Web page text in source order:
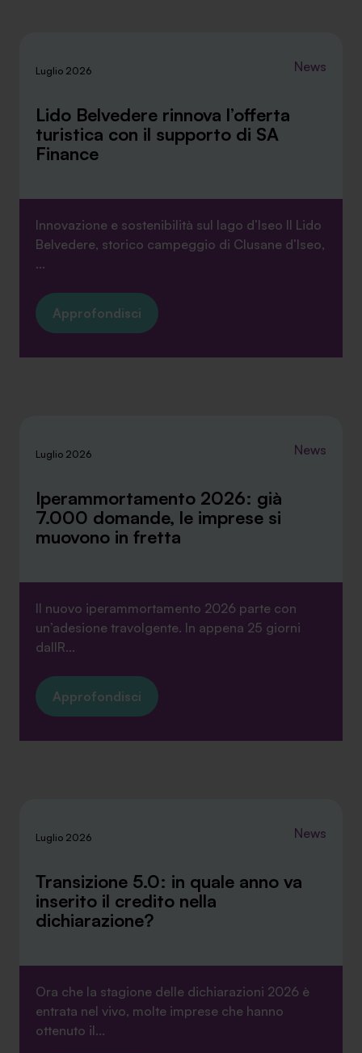
Luglio 2026 News
Lido Belvedere rinnova l’offerta
turistica con il supporto di SA
Finance
Innovazione e sostenibilità sul lago d’Iseo Il Lido
Belvedere, storico campeggio di Clusane d’Iseo,
...
Approfondisci
Luglio 2026 News
Iperammortamento 2026: già
7.000 domande, le imprese si
muovono in fretta
Il nuovo iperammortamento 2026 parte con
un’adesione travolgente. In appena 25 giorni
dallR...
Approfondisci
Luglio 2026 News
Transizione 5.0: in quale anno va
inserito il credito nella
dichiarazione?
Ora che la stagione delle dichiarazioni 2026 è
entrata nel vivo, molte imprese che hanno
ottenuto il...